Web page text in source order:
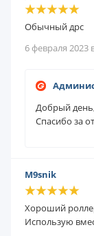
Обычный дрс
6 февраля 2023
Добрый
Спасибо за
M9snik
Хороший
Использую